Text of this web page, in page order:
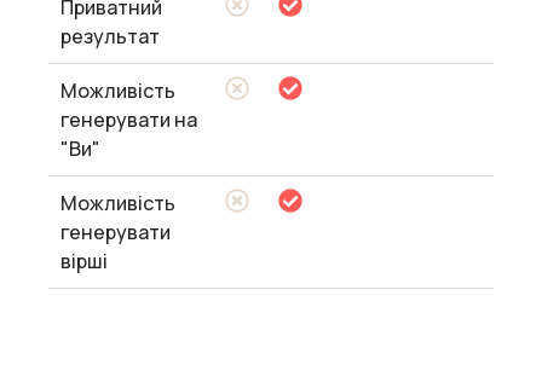
Приватний
результат
Можливість
генерувати на
"Ви"
Можливість
генерувати
вірші